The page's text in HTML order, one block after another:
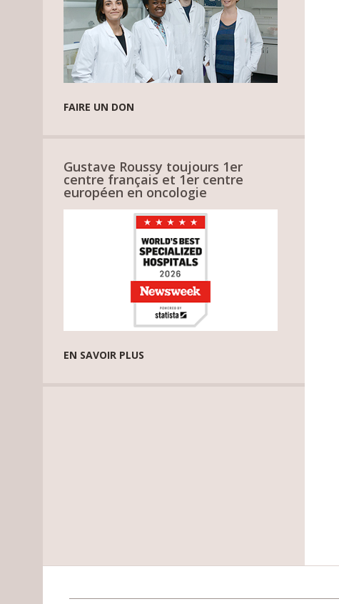
FAIRE UN DON
Gustave Roussy toujours 1er
centre français et 1er centre
européen en oncologie
EN SAVOIR PLUS